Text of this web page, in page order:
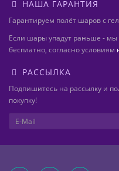
НАША ГАРАНТИЯ
Гарантируем полёт шаров с
Если шары упадут раньше -
бесплатно, согласно условиям
РАССЫЛКА
Подпишитесь на рассылку и
покупку!